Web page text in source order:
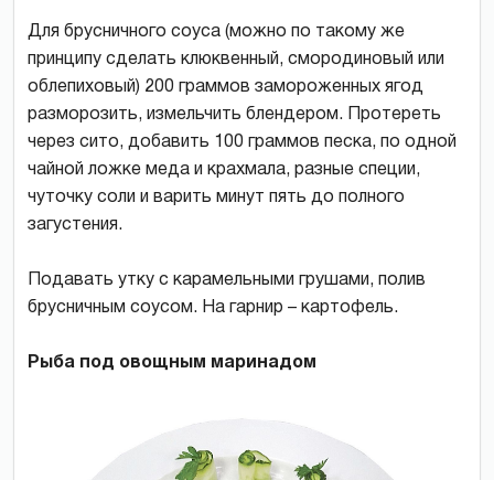
Для брусничного соуса (можно по такому же
принципу сделать клюквенный, смородиновый или
облепиховый) 200 граммов замороженных ягод
разморозить, измельчить блендером. Протереть
через сито, добавить 100 граммов песка, по одной
чайной ложке меда и крахмала, разные специи,
чуточку соли и варить минут пять до полного
загустения.
Подавать утку с карамельными грушами, полив
брусничным соусом. На гарнир – картофель.
Рыба под овощным маринадом